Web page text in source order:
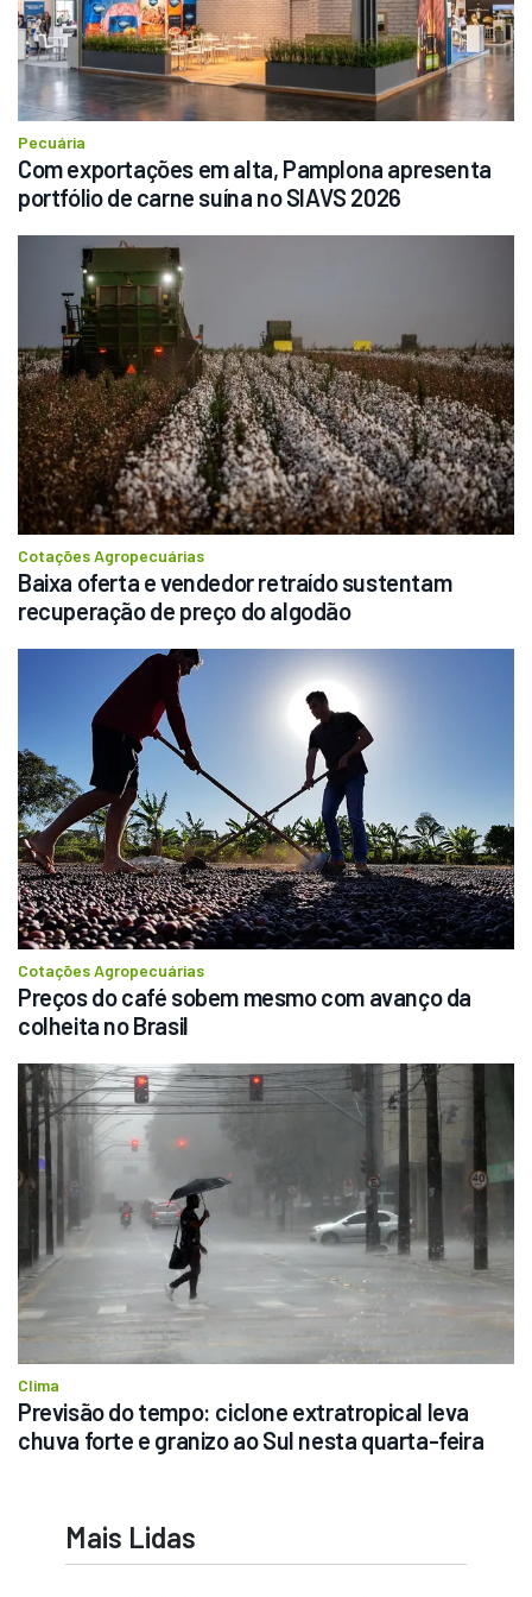
Pecuária
Com exportações em alta, Pamplona apresenta
portfólio de carne suína no SIAVS 2026
Cotações Agropecuárias
Baixa oferta e vendedor retraído sustentam
recuperação de preço do algodão
Cotações Agropecuárias
Preços do café sobem mesmo com avanço da
colheita no Brasil
Clima
Previsão do tempo: ciclone extratropical leva
chuva forte e granizo ao Sul nesta quarta-feira
Mais Lidas